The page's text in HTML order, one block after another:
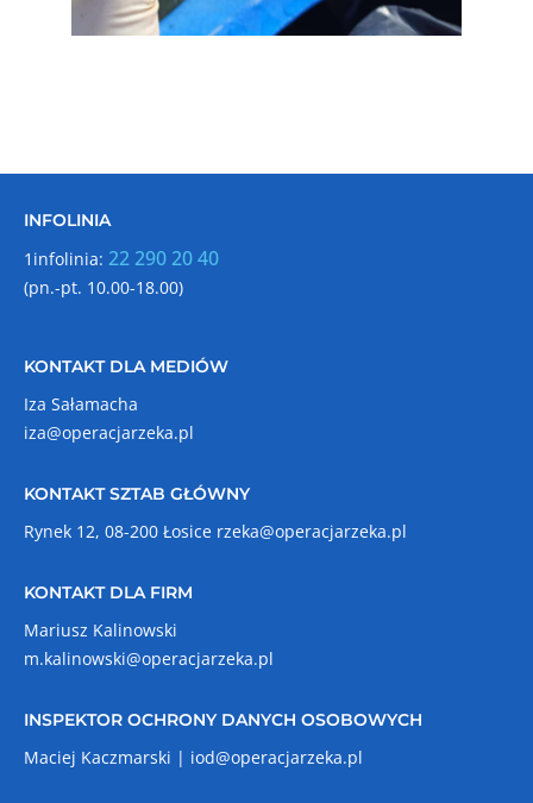
INFOLINIA
1infolinia: 22 290 20 40
(pn.-pt. 10.00-18.00)
KONTAKT DLA MEDIÓW
Iza Sałamacha
iza@operacjarzeka.pl
KONTAKT SZTAB GŁÓWNY
Rynek 12, 08-200 Łosice rzeka@operacjarzeka.pl
KONTAKT DLA FIRM
Mariusz Kalinowski
m.kalinowski@operacjarzeka.pl
INSPEKTOR OCHRONY DANYCH OSOBOWYCH
Maciej Kaczmarski | iod@operacjarzeka.pl